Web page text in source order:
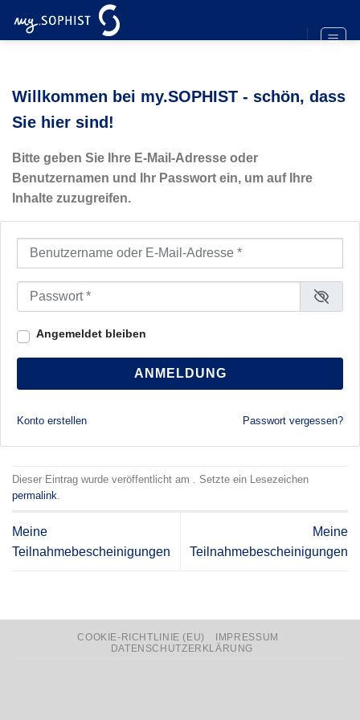
Inhalt
Willkommen bei my.SOPHIST - schön, dass
Sie hier sind!
Bitte geben Sie Ihre E-Mail-Adresse oder
Benutzernamen und Ihr Passwort ein, um auf Ihre
Inhalte zuzugreifen.
Benutzername oder E-Mail-Adresse
Passwort
Angemeldet bleiben
ANMELDUNG
Konto erstellen Passwort vergessen?
Dieser Eintrag wurde veröffentlicht am . Setzte ein Lesezeichen
permalink.
Meine
Teilnahmebescheinigungen
Meine
Teilnahmebescheinigungen
COOKIE-RICHTLINIE (EU)
IMPRESSUM
DATENSCHUTZERKLÄRUNG